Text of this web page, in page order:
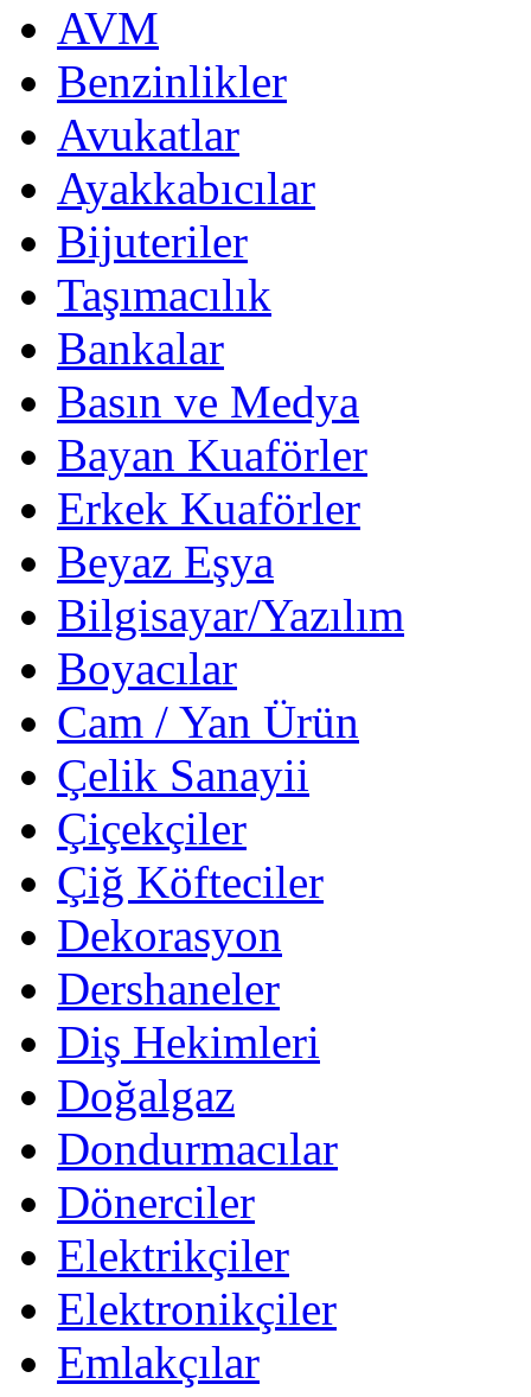
AVM
Benzinlikler
Avukatlar
Ayakkabıcılar
Bijuteriler
Taşımacılık
Bankalar
Basın ve Medya
Bayan Kuaförler
Erkek Kuaförler
Beyaz Eşya
Bilgisayar/Yazılım
Boyacılar
Cam / Yan Ürün
Çelik Sanayii
Çiçekçiler
Çiğ Köfteciler
Dekorasyon
Dershaneler
Diş Hekimleri
Doğalgaz
Dondurmacılar
Dönerciler
Elektrikçiler
Elektronikçiler
Emlakçılar